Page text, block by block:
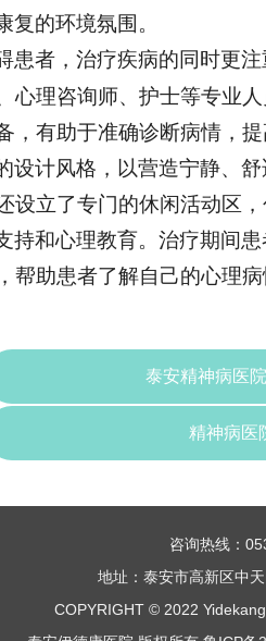
的环境氛围。
患者 ，治疗疾病的同时更
心理咨询师、护士等专业
，有助于准确诊断病情，
设计风格，以营造宁静、
立了专门的休闲活动区
持和心理教育。治疗期间
助患者了解自己的心理病
泰安精神病医
精神病医
咨询热线：
地址：泰安市高新区中
COPYRIGHT © 2022